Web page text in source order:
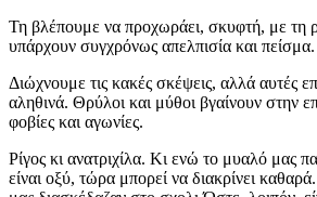
Τη βλέπουμε να προχωράει, σκυφτή, με τη
υπάρχουν συγχρόνως απελπισία και
Διώχνουμε τις κακές σκέψεις, αλλά αυτές
αληθινά. Θρύλοι και μύθοι βγαίνουν στην
φοβίες και αγωνίες.
Ρίγος κι ανατριχίλα. Κι ενώ το μυαλό μας
είναι οξύ, τώρα μπορεί να διακρίνει